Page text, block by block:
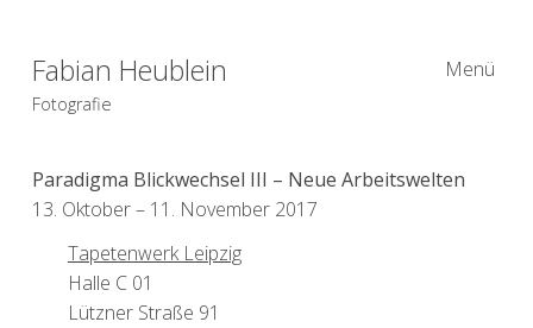
Fabian Heublein
Fotografie
Menü
Paradigma Blickwechsel III – Neue Arbeitswelten
13. Oktober – 11. November 2017
Tapetenwerk Leipzig
Halle C 01
Lützner Straße 91